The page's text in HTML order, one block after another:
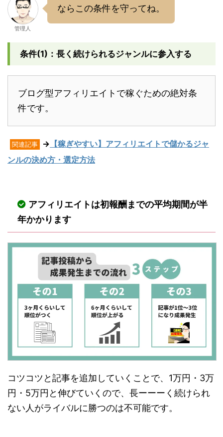
管理人
ならこの条件を守ってね。
条件(1)：長く続けられるジャンルに参入する
ブログ型アフィリエイトで稼ぐための絶対条
件です。
関連記事 → 【稼ぎやすい】アフィリエイトで儲かるジャ
ンルの決め方・選定方法
アフィリエイトは初報酬までの平均期間が半
年かかります
コツコツと記事を追加していくことで、1万円・3万
円・5万円と伸びていくので、長ーーーく続けられ
ない人がライバルに勝つのは不可能です。